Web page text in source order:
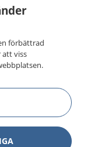
om
kan kontakta.
för
förbättrad
att viss